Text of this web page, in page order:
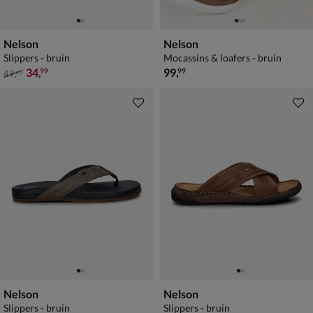
Nelson
Slippers - bruin
van € 49,99 voor € 34,99
49,99 34,99
Nelson
Mocassins & loafers - bruin
€ 99,99
99,99
Nelson
Slippers - bruin
Nelson
Slippers - bruin